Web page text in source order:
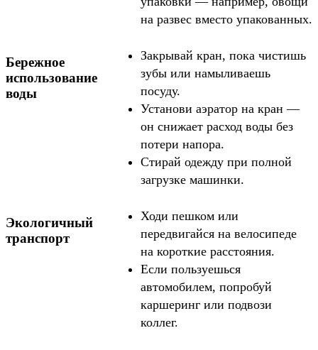
на развес вместо упакованных.
Бережное
использование
воды
Закрывай кран, пока чистишь
зубы или намыливаешь
посуду.
Установи аэратор на кран —
он снижает расход воды без
потери напора.
Стирай одежду при полной
загрузке машинки.
Экологичный
транспорт
Ходи пешком или
передвигайся на велосипеде
на короткие расстояния.
Если пользуешься
автомобилем, попробуй
каршеринг или подвози
коллег.